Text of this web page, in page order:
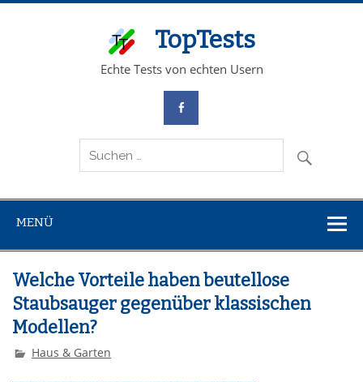
TopTests
Echte Tests von echten Usern
MENÜ
Welche Vorteile haben beutellose
Staubsauger gegenüber klassischen
Modellen?
Haus & Garten